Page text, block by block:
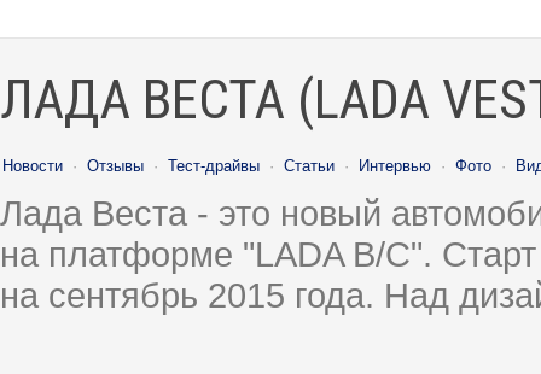
ЛАДА ВЕСТА (LADA
Новости · Отзывы · Тест-драйвы · Статьи · Интервью · Фото ·
Лада Веста - это новый
на платформе "LADA B/C".
на сентябрь 2015 года. Над